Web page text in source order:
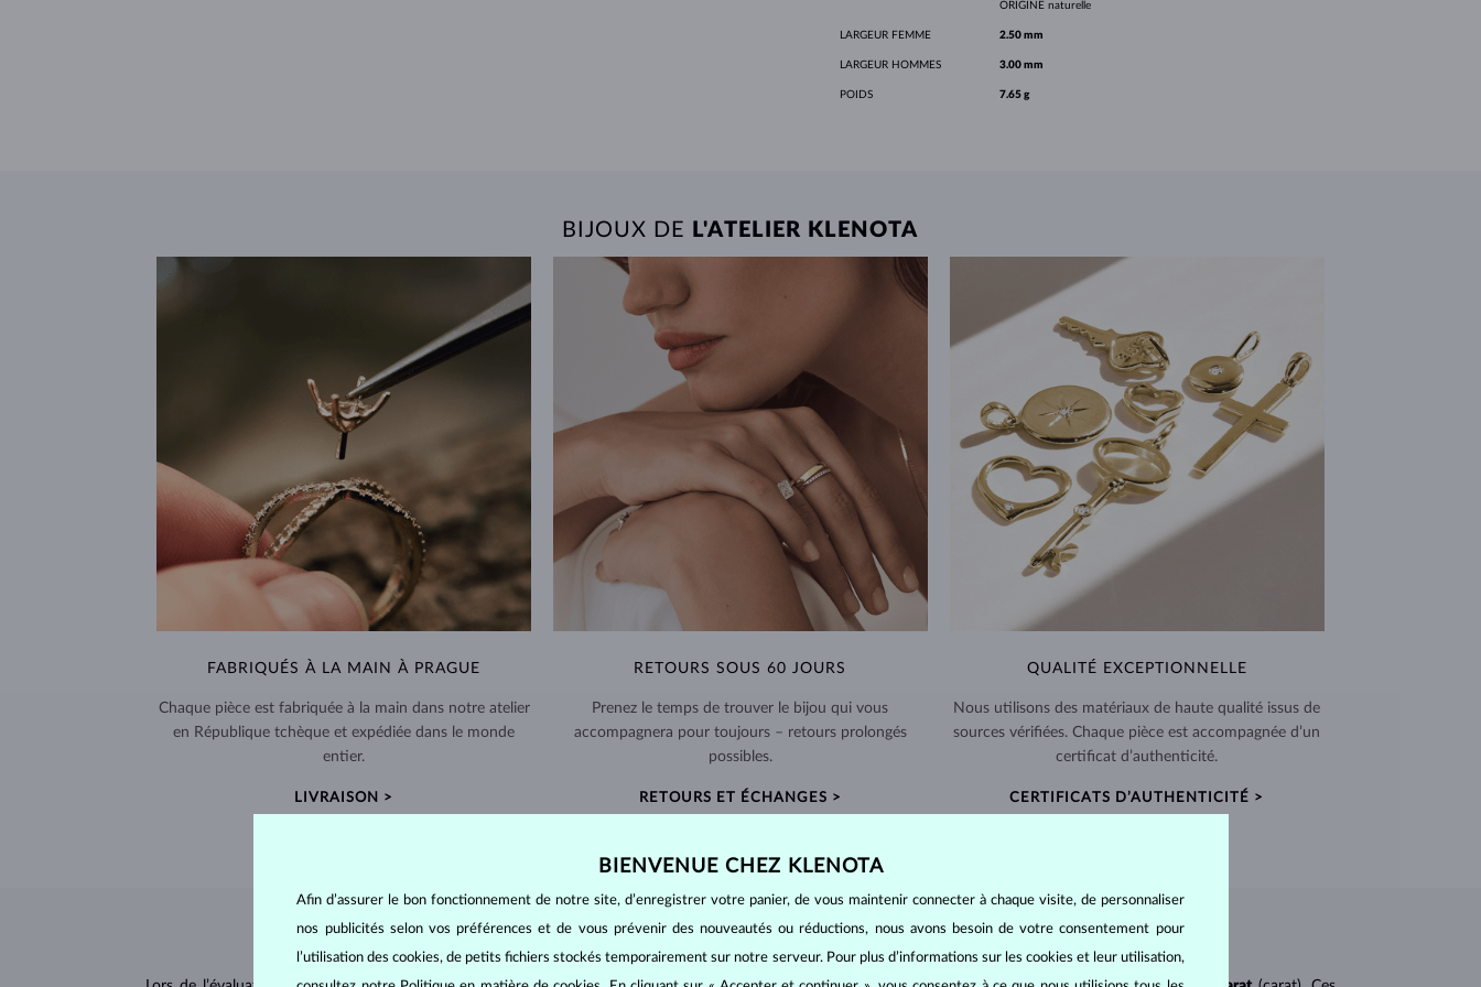
ORIGINE naturelle
LARGEUR FEMME 2.50 mm
LARGEUR HOMMES 3.00 mm
POIDS 7.65 g
BIJOUX DE L'ATELIER KLENOTA
FABRIQUÉS À LA MAIN À PRAGUE
Chaque pièce est fabriquée à la main dans notre atelier
en République tchèque et expédiée dans le monde
entier.
LIVRAISON >
RETOURS SOUS 60 JOURS
Prenez le temps de trouver le bijou qui vous
accompagnera pour toujours – retours prolongés
possibles.
RETOURS ET ÉCHANGES >
QUALITÉ EXCEPTIONNELLE
Nous utilisons des matériaux de haute qualité issus de
sources vérifiées. Chaque pièce est accompagnée d’un
certificat d’authenticité.
CERTIFICATS D’AUTHENTICITÉ >
BIJOUX EN DIAMANT
BIENVENUE CHEZ KLENOTA
Afin d’assurer le bon fonctionnement de notre site, d’enregistrer votre panier, de vous maintenir connecter à chaque visite, de personnaliser
nos publicités selon vos préférences et de vous prévenir des nouveautés ou réductions, nous avons besoin de votre consentement pour
l’utilisation des cookies, de petits fichiers stockés temporairement sur notre serveur. Pour plus d’informations sur les cookies et leur utilisation,